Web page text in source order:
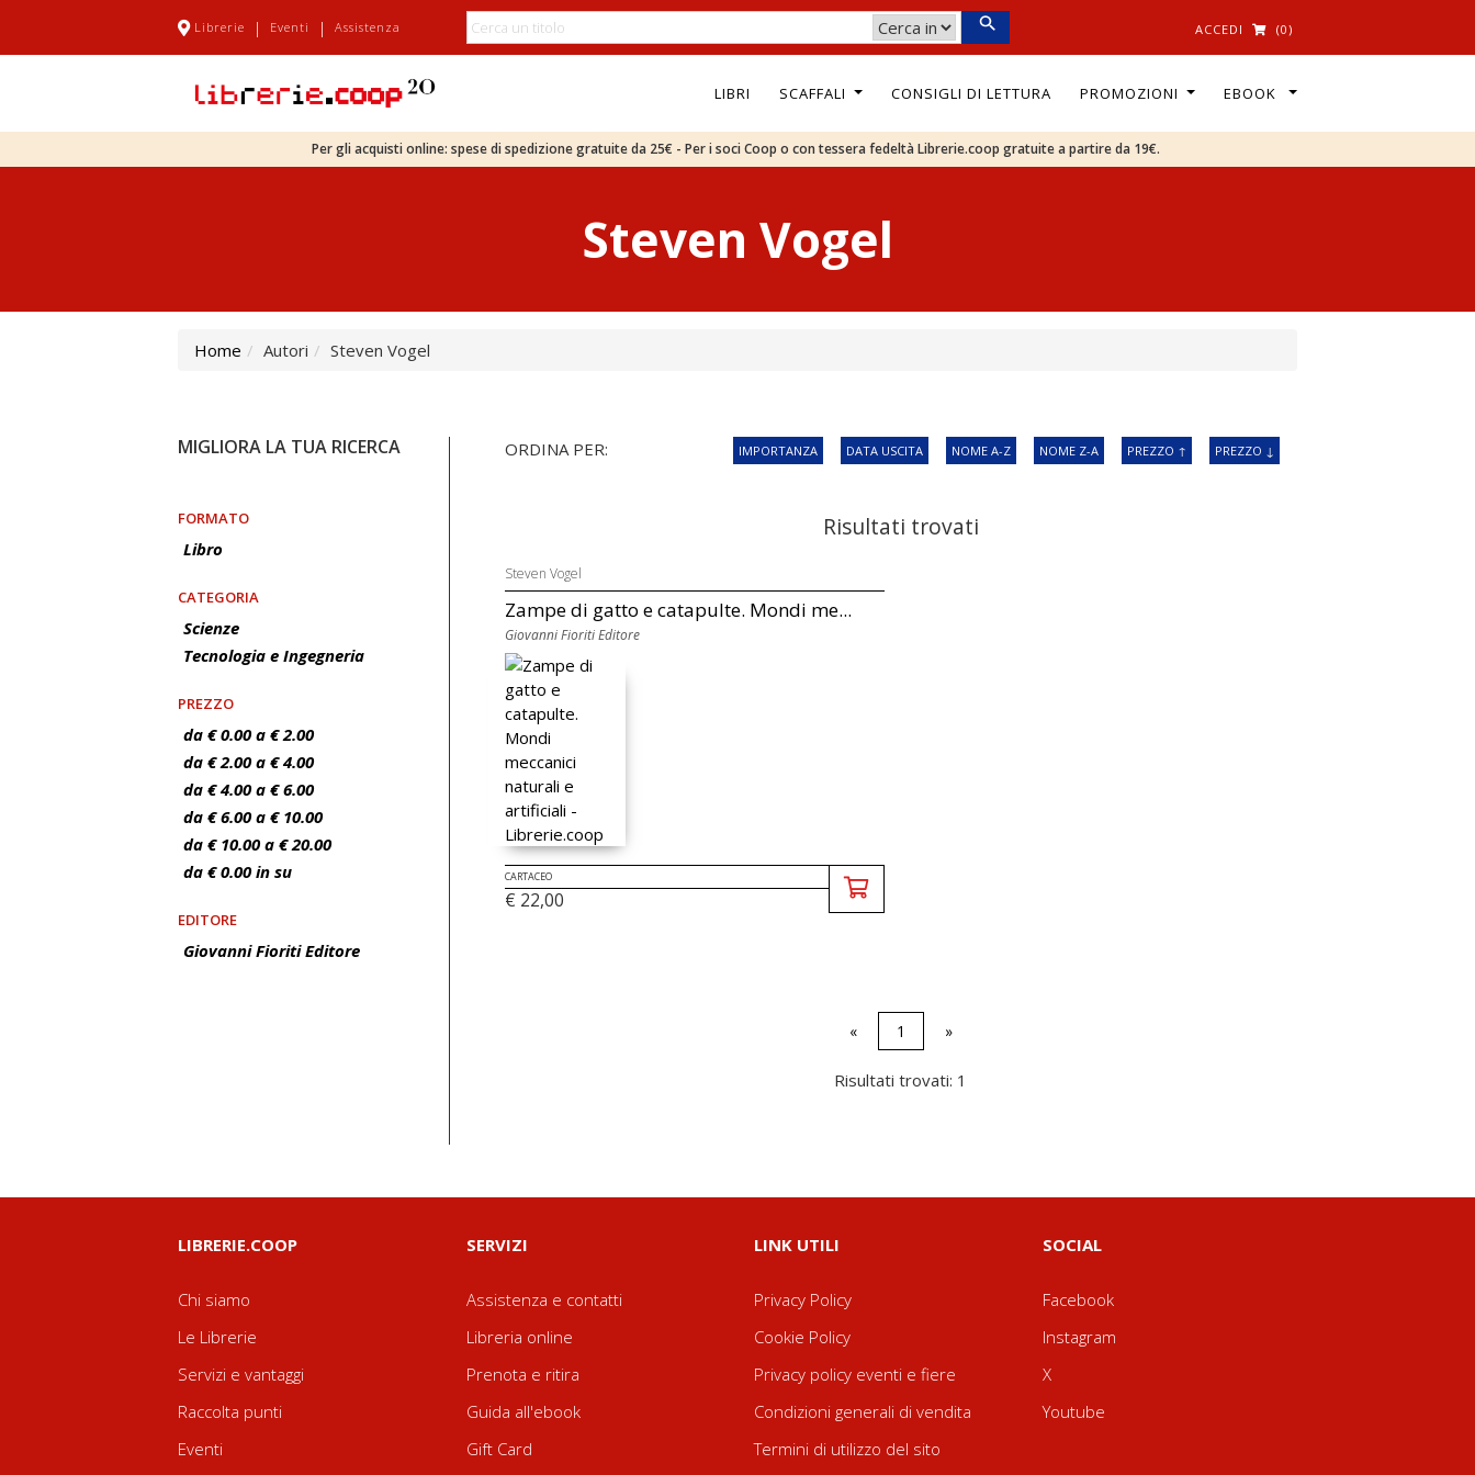
Librerie | Eventi | Assistenza ACCEDI (0)
LIBRI SCAFFALI CONSIGLI DI LETTURA PROMOZIONI EBOOK
Per gli acquisti online: spese di spedizione gratuite da 25€ - Per i soci Coop o con tessera fedeltà Librerie.coop gratuite a partire da 19€.
Steven Vogel
Home Autori Steven Vogel
MIGLIORA LA TUA RICERCA
FORMATO
Libro
CATEGORIA
Scienze
Tecnologia e Ingegneria
PREZZO
da € 0.00 a € 2.00
da € 2.00 a € 4.00
da € 4.00 a € 6.00
da € 6.00 a € 10.00
da € 10.00 a € 20.00
da € 0.00 in su
EDITORE
Giovanni Fioriti Editore
ORDINA PER: IMPORTANZA DATA USCITA NOME A-Z NOME Z-A PREZZO ↑ PREZZO ↓
Risultati trovati
Steven Vogel
Zampe di gatto e catapulte. Mondi me...
Giovanni Fioriti Editore
CARTACEO
€ 22,00
« 1 »
Risultati trovati: 1
LIBRERIE.COOP
Chi siamo
Le Librerie
Servizi e vantaggi
Raccolta punti
Eventi
SERVIZI
Assistenza e contatti
Libreria online
Prenota e ritira
Guida all'ebook
Gift Card
LINK UTILI
Privacy Policy
Cookie Policy
Privacy policy eventi e fiere
Condizioni generali di vendita
Termini di utilizzo del sito
SOCIAL
Facebook
Instagram
X
Youtube